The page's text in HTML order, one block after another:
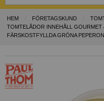
HEM FÖRETAGSKUND
TOMTELÅDOR INNEHÅLL GOURMET
FÄRSKOSTFYLLDA GRÖNA